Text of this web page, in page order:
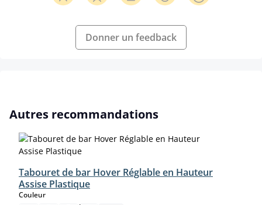
Donner un feedback
Ignorer la galerie de produits
Autres recommandations
Tabouret de bar Hover Réglable en Hauteur
Assise Plastique
Couleurselect